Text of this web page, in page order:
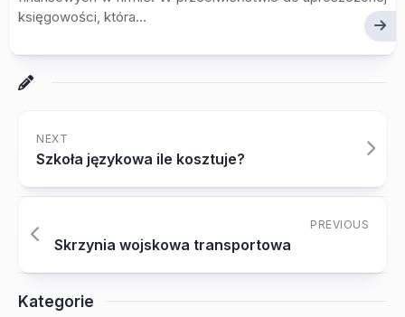
księgowości, która...
NEXT
Szkoła językowa ile kosztuje?
PREVIOUS
Skrzynia wojskowa transportowa
Kategorie